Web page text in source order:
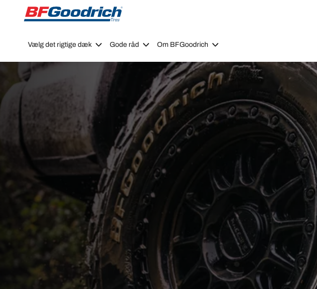
Go to page content
Go to page navigation
Vælg det rigtige dæk Gode råd Om BFGoodrich